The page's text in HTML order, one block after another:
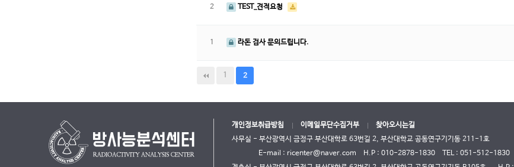
2 TEST_견적요청
1 라돈 검사 문의드립니다.
1 2
개인정보취급방침 이메일무단수집거부
찾아오시는길
사무실 - 부산광역시 금정구 부산대학로 63번길 2, 부산대학교 공동연구기기동 211-1호
E-mail : ricenter@naver.com
H.P : 010-2878-1830 TEL : 051-512-1830